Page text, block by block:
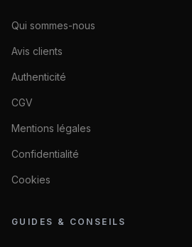
Qui sommes-nous
Avis clients
Authenticité
CGV
Mentions légales
Confidentialité
Cookies
GUIDES & CONSEILS